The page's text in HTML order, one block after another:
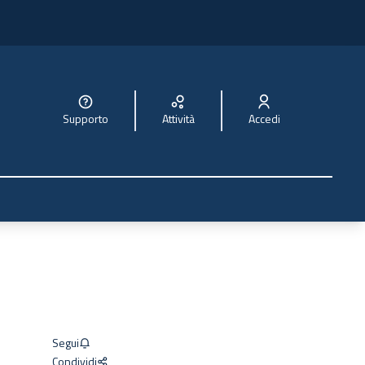
Supporto Attività Accedi
Segui
Condividi